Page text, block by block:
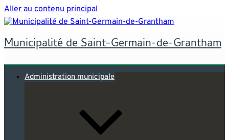
Aller au contenu principal
Municipalité de Saint-Germain-de-Grantham
Administration municipale